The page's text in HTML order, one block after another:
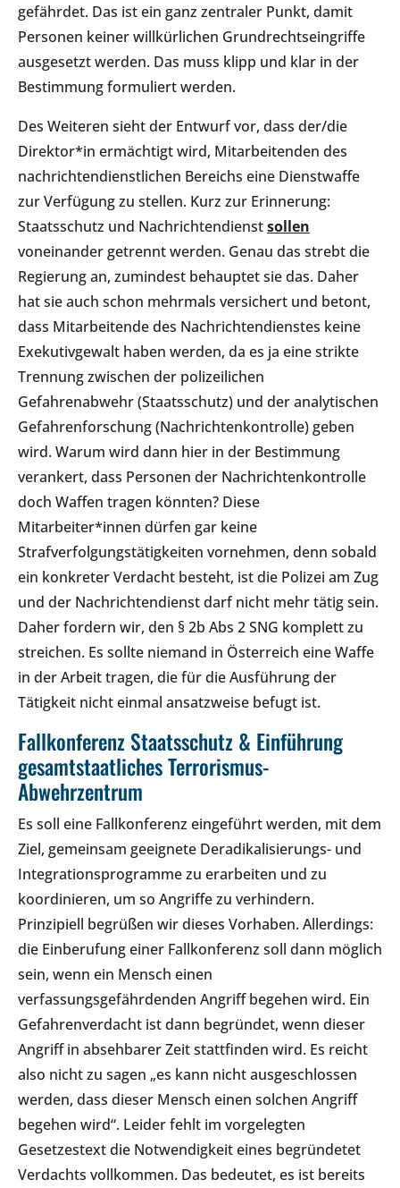
gefährdet. Das ist ein ganz zentraler Punkt, damit
Personen keiner willkürlichen Grundrechtseingriffe
ausgesetzt werden. Das muss klipp und klar in der
Bestimmung formuliert werden.
Des Weiteren sieht der Entwurf vor, dass der/die
Direktor*in ermächtigt wird, Mitarbeitenden des
nachrichtendienstlichen Bereichs eine Dienstwaffe
zur Verfügung zu stellen. Kurz zur Erinnerung:
Staatsschutz und Nachrichtendienstsollen
voneinander getrennt werden. Genau das strebt die
Regierung an, zumindest behauptet sie das. Daher
hat sie auch schon mehrmals versichert und betont,
dass Mitarbeitende des Nachrichtendienstes keine
Exekutivgewalt haben werden, da es ja eine strikte
Trennung zwischen der polizeilichen
Gefahrenabwehr (Staatsschutz) und der analytischen
Gefahrenforschung (Nachrichtenkontrolle) geben
wird. Warum wird dann hier in der Bestimmung
verankert, dass Personen der Nachrichtenkontrolle
doch Waffen tragen könnten? Diese
Mitarbeiter*innen dürfen gar keine
Strafverfolgungstätigkeiten vornehmen, denn sobald
ein konkreter Verdacht besteht, ist die Polizei am Zug
und der Nachrichtendienst darf nicht mehr tätig sein.
Daher fordern wir, den § 2b Abs 2 SNG komplett zu
streichen. Es sollte niemand in Österreich eine Waffe
in der Arbeit tragen, die für die Ausführung der
Tätigkeit nicht einmal ansatzweise befugt ist.
Fallkonferenz Staatsschutz & Einführung
gesamtstaatliches Terrorismus-
Abwehrzentrum
Es soll eine Fallkonferenz eingeführt werden, mit dem
Ziel, gemeinsam geeignete Deradikalisierungs- und
Integrationsprogramme zu erarbeiten und zu
koordinieren, um so Angriffe zu verhindern.
Prinzipiell begrüßen wir dieses Vorhaben. Allerdings:
die Einberufung einer Fallkonferenz soll dann möglich
sein, wenn ein Mensch einen
verfassungsgefährdenden Angriff begehen wird. Ein
Gefahrenverdacht ist dann begründet, wenn dieser
Angriff in absehbarer Zeit stattfinden wird. Es reicht
also nicht zu sagen „es kann nicht ausgeschlossen
werden, dass dieser Mensch einen solchen Angriff
begehen wird“. Leider fehlt im vorgelegten
Gesetzestext die Notwendigkeit eines begründetet
Verdachts vollkommen. Das bedeutet, es ist bereits